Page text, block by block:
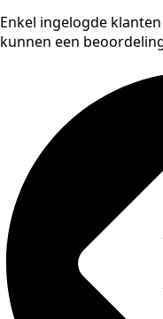
Enkel ingelogde
kunnen een